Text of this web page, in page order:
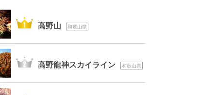
1位
高野山 和歌山県
2位
高野龍神スカイライン 和歌山県